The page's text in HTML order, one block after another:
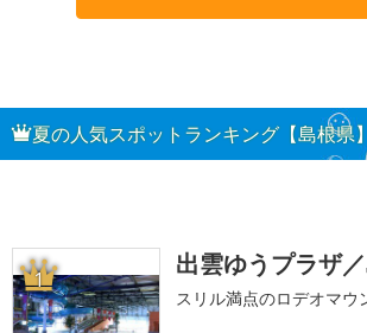
夏の人気スポットランキング【島根県】
1 出雲ゆうプラザ
スリル満点のロデオマウ